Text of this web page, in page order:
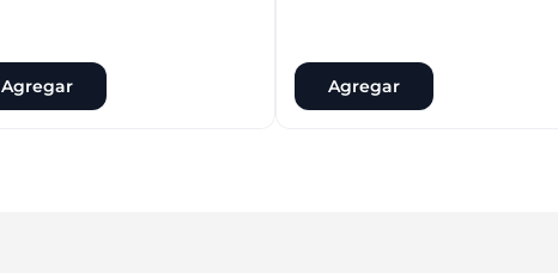
Agregar Agregar